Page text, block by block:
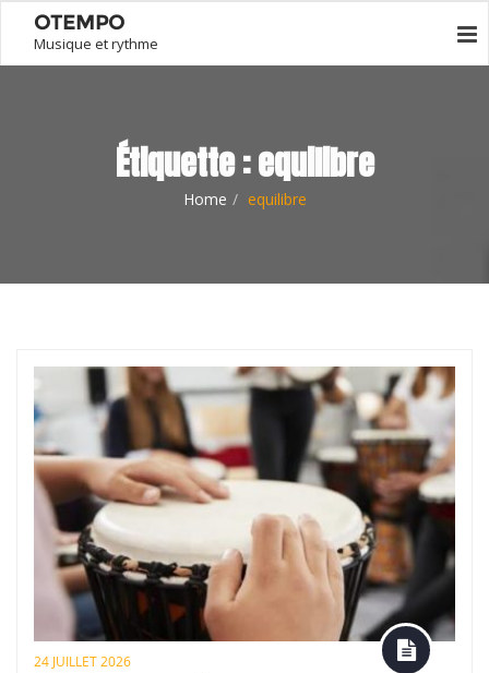
OTEMPO
Musique et rythme
Étiquette :equilibre
Home equilibre
24 JUILLET 2026